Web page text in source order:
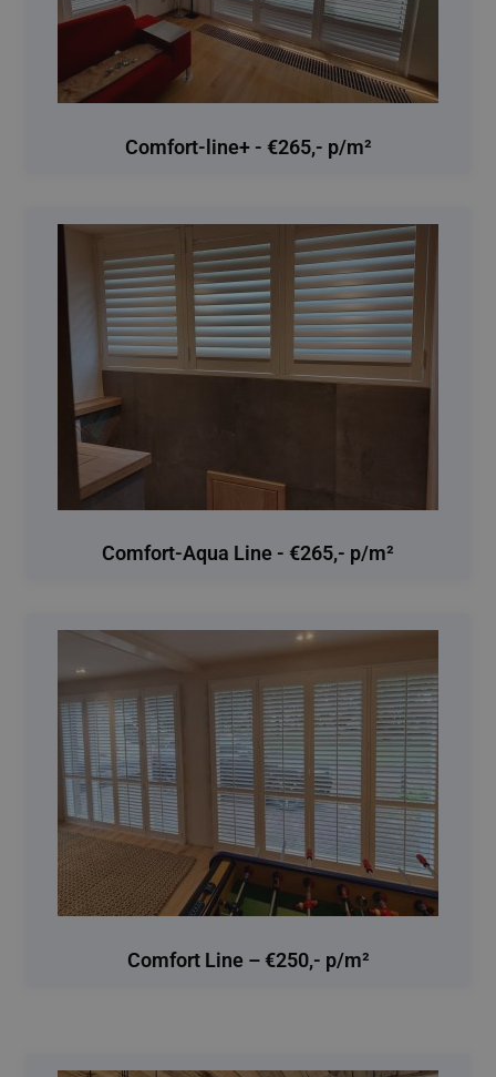
Comfort-line+ - €265,- p/m²
Comfort-Aqua Line - €265,- p/m²
Comfort Line – €250,- p/m²